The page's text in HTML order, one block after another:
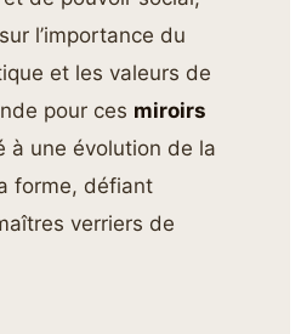
l’importance du
et les valeurs de
pour ces miroirs
à une évolution de la
forme, défiant
verriers de